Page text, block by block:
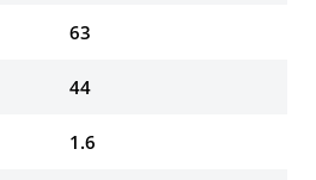
63
44
1.6